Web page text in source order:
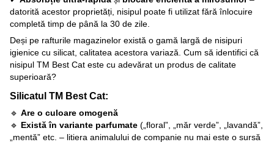
datorită acestor proprietăți, nisipul poate fi utilizat fără înlocuire
completă timp de până la 30 de zile.
Deși pe rafturile magazinelor există o gamă largă de nisipuri
igienice cu silicat, calitatea acestora variază. Cum să identifici că
nisipul TМ Best Cat este cu adevărat un produs de calitate
superioară?
Silicatul TМ Best Cat:
🔹 Are o culoare omogenă
🔹 Există în variante parfumate („floral”, „măr verde”, „lavandă”,
„mentă” etc. – litiera animalului de companie nu mai este o sursă